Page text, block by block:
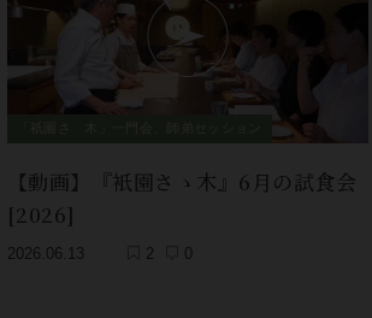
【動画】『衹園さゝ木』6月の試食会
[2026]
2026.06.13 2 0